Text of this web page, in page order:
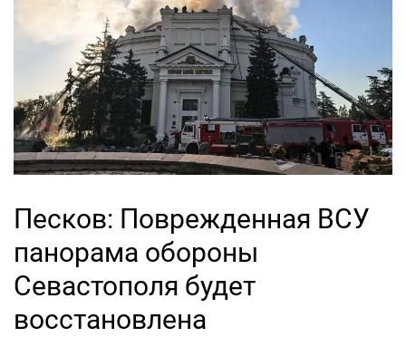
Песков: Поврежденная ВСУ
панорама обороны
Севастополя будет
восстановлена